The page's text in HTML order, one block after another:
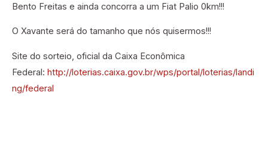
Bento Freitas e ainda concorra a um Fiat Palio 0km!!!
O Xavante será do tamanho que nós quisermos!!!
Site do sorteio, oficial da Caixa Econômica
Federal: http://loterias.caixa.gov.br/wps/portal/loterias/landi
ng/federal